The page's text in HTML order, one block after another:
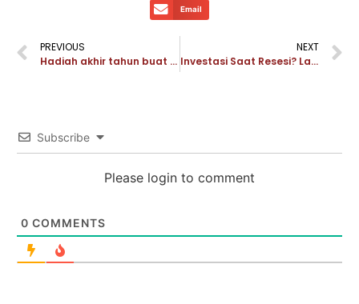
Email
PREVIOUS
Hadiah akhir tahun buat si Dia – Holiday Season
NEXT
Investasi Saat Resesi? Lakukan dengan tepat
Subscribe
Please login to comment
0 COMMENTS